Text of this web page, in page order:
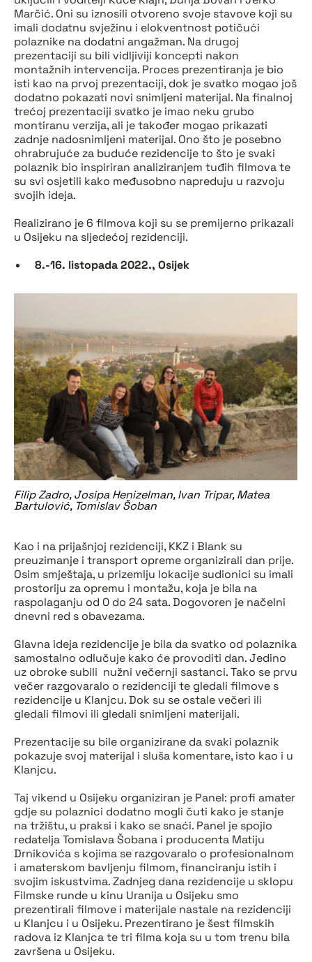
Marčić. Oni su iznosili otvoreno svoje stavove koji su
imali dodatnu svježinu i elokventnost potičući
polaznike na dodatni angažman. Na drugoj
prezentaciji su bili vidljiviji koncepti nakon
montažnih intervencija. Proces prezentiranja je bio
isti kao na prvoj prezentaciji, dok je svatko mogao još
dodatno pokazati novi snimljeni materijal. Na finalnoj
trećoj prezentaciji svatko je imao neku grubo
montiranu verzija, ali je također mogao prikazati
zadnje nadosnimljeni materijal. Ono što je posebno
ohrabrujuće za buduće rezidencije to što je svaki
polaznik bio inspiriran analiziranjem tuđih filmova te
su svi osjetili kako međusobno napreduju u razvoju
svojih ideja.
Realizirano je 6 filmova koji su se premijerno prikazali
u Osijeku na sljedećoj rezidenciji.
8.-16. listopada 2022., Osijek
Filip Zadro, Josipa Henizelman, Ivan Tripar, Matea
Bartulović, Tomislav Šoban
Kao i na prijašnjoj rezidenciji, KKZ i Blank su
preuzimanje i transport opreme organizirali dan prije.
Osim smještaja, u prizemlju lokacije sudionici su imali
prostoriju za opremu i montažu, koja je bila na
raspolaganju od 0 do 24 sata. Dogovoren je načelni
dnevni red s obavezama.
Glavna ideja rezidencije je bila da svatko od polaznika
samostalno odlučuje kako će provoditi dan. Jedino
uz obroke subili nužni večernji sastanci. Tako se prvu
večer razgovaralo o rezidenciji te gledali filmove s
rezidencije u Klanjcu. Dok su se ostale večeri ili
gledali filmovi ili gledali snimljeni materijali.
Prezentacije su bile organizirane da svaki polaznik
pokazuje svoj materijal i sluša komentare, isto kao i u
Klanjcu.
Taj vikend u Osijeku organiziran je Panel: profi amater
gdje su polaznici dodatno mogli čuti kako je stanje
na tržištu, u praksi i kako se snaći. Panel je spojio
redatelja Tomislava Šobana i producenta Matiju
Drnikovića s kojima se razgovaralo o profesionalnom
i amaterskom bavljenju filmom, financiranju istih i
svojim iskustvima. Zadnjeg dana rezidencije u sklopu
Filmske runde u kinu Uranija u Osijeku smo
prezentirali filmove i materijale nastale na rezidenciji
u Klanjcu i u Osijeku. Prezentirano je šest filmskih
radova iz Klanjca te tri filma koja su u tom trenu bila
završena u Osijeku.